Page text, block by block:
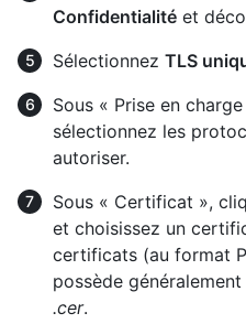
Confidentialité et
Sélectionnez TLS
Sous « Prise en
sélectionnez les
autoriser.
Sous « Certificat »,
et choisissez un
certificats (au format
possède
.cer.